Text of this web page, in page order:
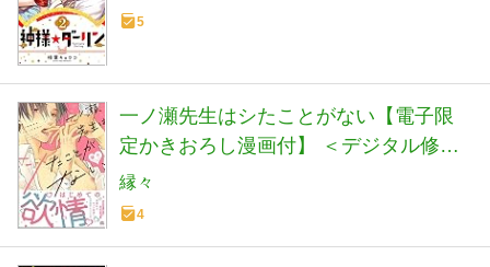
5
一ノ瀬先生はシたことがない【電子限
定かきおろし漫画付】 ＜デジタル修正
版＞ (GUSH COMICS)
縁々
4